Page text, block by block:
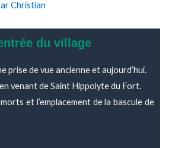
Christian
du village
prise de vue ancienne et aujourd’hui.
en venant de Saint Hippolyte du Fort.
et l’emplacement de la bascule de